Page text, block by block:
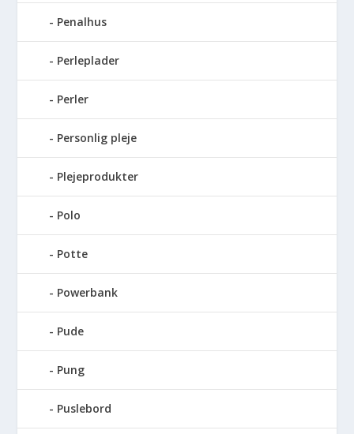
Penalhus
Perleplader
Perler
Personlig pleje
Plejeprodukter
Polo
Potte
Powerbank
Pude
Pung
Puslebord